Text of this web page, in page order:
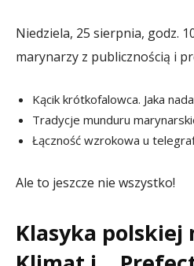
Niedziela, 25 sierpnia, godz.
marynarzy z publicznością i
Kącik krótkofalowca. Jaka
Tradycje munduru
Łączność wzrokowa u
Ale to jeszcze nie wszystko!
Klasyka polskiej